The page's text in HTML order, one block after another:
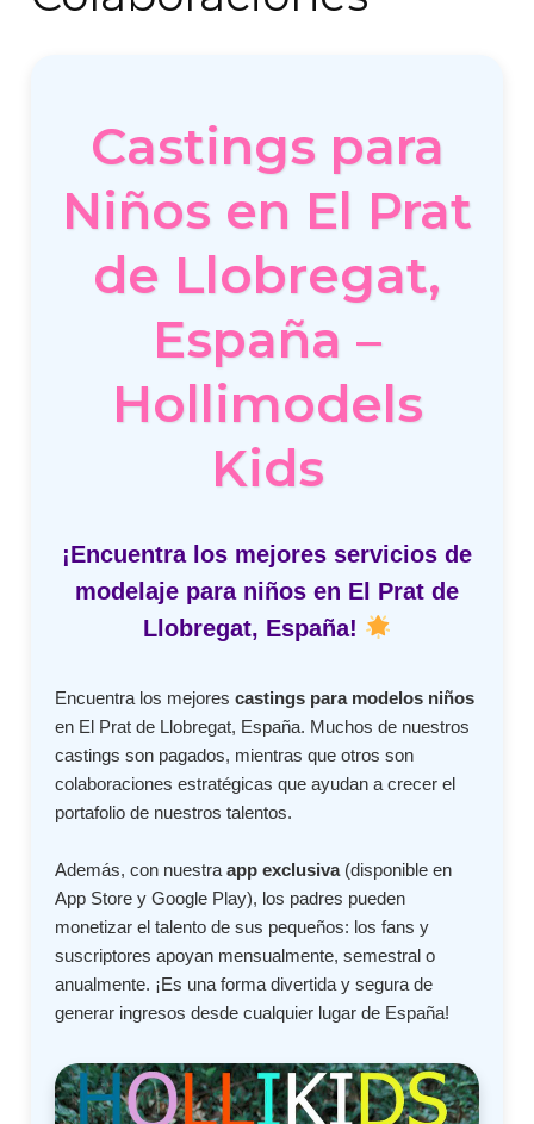
Castings para
Niños en El Prat
de Llobregat,
España –
Hollimodels
Kids
¡Encuentra los mejores servicios de
modelaje para niños en El Prat de
Llobregat, España!
Encuentra los mejorescastings para modelos niños
en El Prat de Llobregat, España. Muchos de nuestros
castings son pagados, mientras que otros son
colaboraciones estratégicas que ayudan a crecer el
portafolio de nuestros talentos.
Además, con nuestraapp exclusiva(disponible en
App Store y Google Play), los padres pueden
monetizar el talento de sus pequeños: los fans y
suscriptores apoyan mensualmente, semestral o
anualmente. ¡Es una forma divertida y segura de
generar ingresos desde cualquier lugar de España!